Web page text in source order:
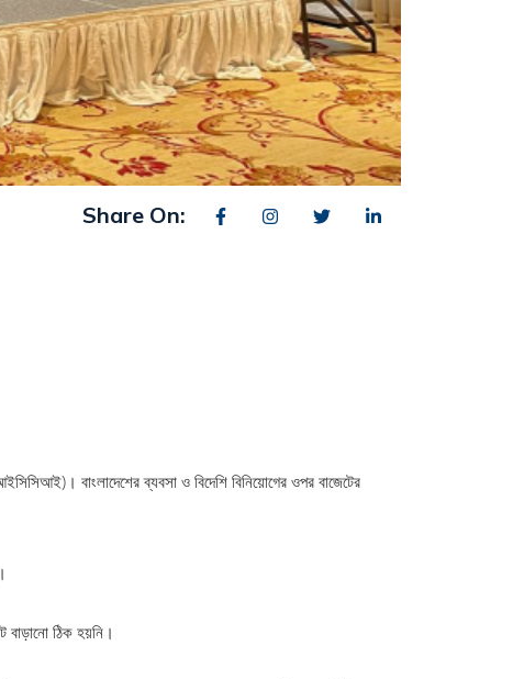
Share On:
বাংলাদেশের ব্যবসা ও বিদেশি বিনিয়োগের ওপর বাজেটের
বাড়ানো ঠিক হয়নি।